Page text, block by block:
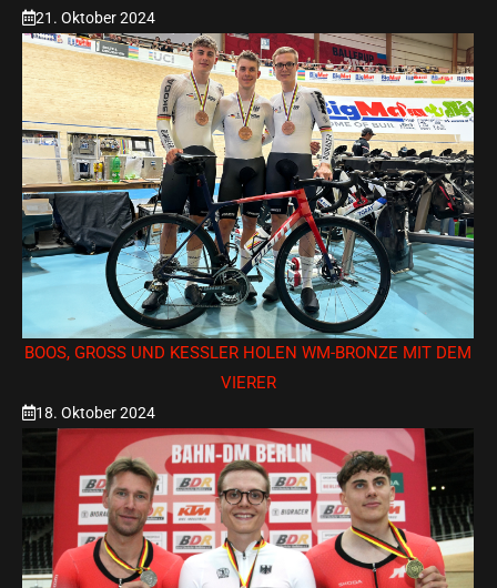
21. Oktober 2024
BOOS, GROSS UND KESSLER HOLEN WM-BRONZE MIT DEM VI
ERER
18. Oktober 2024